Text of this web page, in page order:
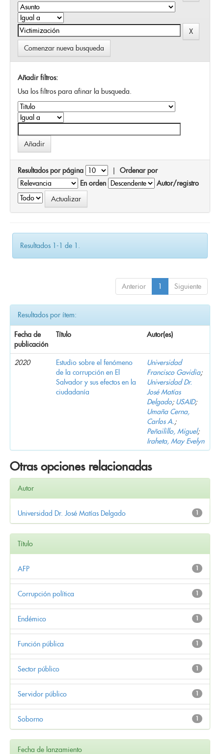
Comenzar nueva busqueda
Añadir filtros:
Usa los filtros para afinar la busqueda.
Resultados por página | Ordenar por
En orden
Autor/registro
Resultados 1-1 de 1.
Anterior 1 Siguiente
Resultados por ítem:
Fecha de
publicación
Título Autor(es)
2020
Estudio sobre el fenómeno
de la corrupción en El
Salvador y sus efectos en la
ciudadanía
Universidad
Francisco Gavidia;
Universidad Dr.
José Matías
Delgado; USAID;
Umaña Cerna,
Carlos A.;
Peñailillo, Miguel;
Iraheta, May Evelyn
Otras opciones relacionadas
Autor
1
Universidad Dr. José Matías Delgado
Título
1
AFP
1
Corrupción política
1
Endémico
1
Función pública
1
Sector público
1
Servidor público
1
Soborno
Fecha de lanzamiento